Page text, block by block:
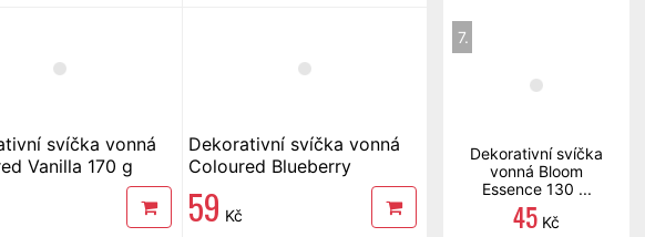
svíčka vonná
Vanilla 170 g
Dekorativní svíčka vonná
Coloured Blueberry
59 Kč
7.
Dekorativní svíčka
vonná Bloom
Essence 130 ...
45 Kč